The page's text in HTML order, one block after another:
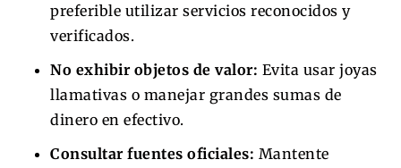
preferible utilizar servicios reconocidos y
verificados.
No exhibir objetos de valor: Evita usar joyas
llamativas o manejar grandes sumas de
dinero en efectivo.
Consultar fuentes oficiales: Mantente